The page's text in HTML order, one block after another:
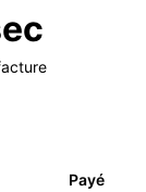
Payé